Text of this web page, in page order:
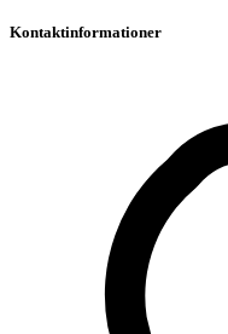
Kontaktinformationer